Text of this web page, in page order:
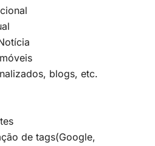
blogs, etc.
de tags(Google,